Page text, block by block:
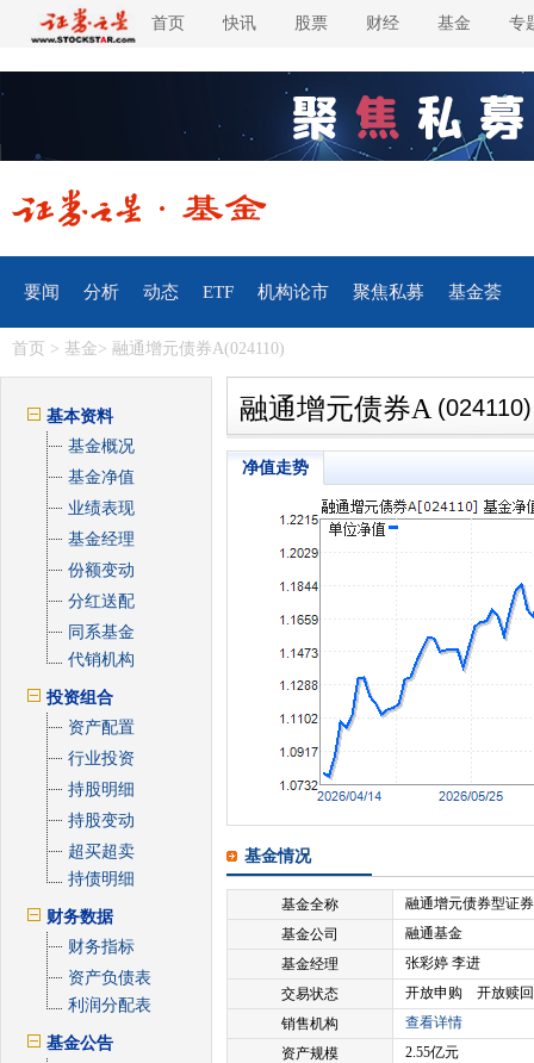
首页 快讯 股票 财经 基金 专
要闻 分析 动态 ETF 机构论市 聚焦私募 基金荟
首页 > 基金> 融通增元债券A(024110)
基本资料
基金概况
基金净值
业绩表现
基金经理
份额变动
分红送配
同系基金
代销机构
投资组合
资产配置
行业投资
持股明细
持股变动
超买超卖
持债明细
财务数据
财务指标
资产负债表
利润分配表
基金公告
融通增元债券A (024110)
净值走势
基金情况
基金全称
融通增元债券型证
基金公司
融通基金
基金经理
张彩婷 李进
交易状态
开放申购 开放赎回
销售机构
查看详情
资产规模
2.55亿元